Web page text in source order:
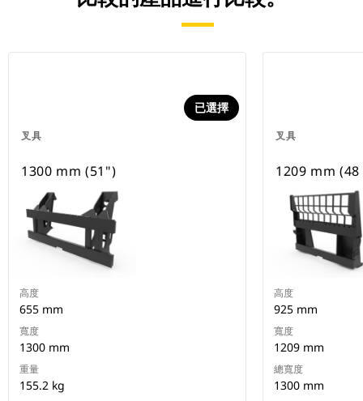
叉具
已選擇
1300 mm (51")
高度
655 mm
寬度
1300 mm
重量
155.2 kg
叉具
1209 mm
高度
925 mm
寬度
1209 mm
總寬度
1300 mm